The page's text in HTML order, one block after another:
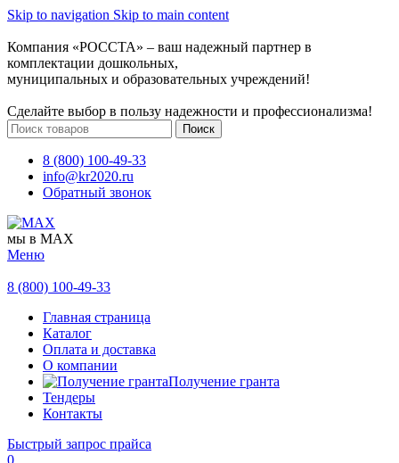
Skip to navigation Skip to main content
Компания «РОССТА» – ваш надежный партнер в
комплектации дошкольных,
муниципальных и образовательных учреждений!
Сделайте выбор в пользу надежности и профессионализма!
Поиск
8 (800) 100-49-33
info@kr2020.ru
Обратный звонок
мы в MAX
Меню
8 (800) 100-49-33
Главная страница
Каталог
Оплата и доставка
О компании
Получение гранта
Тендеры
Контакты
Быстрый запрос прайса
0